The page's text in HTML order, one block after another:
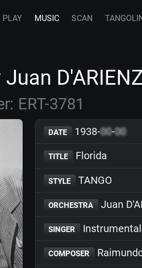
PLAY MUSIC SCAN
ERT-3781
DATE 1938-00-00
TITLE Florida
STYLE TANGO
ORCHESTRA Juan
SINGER Instrumental
COMPOSER